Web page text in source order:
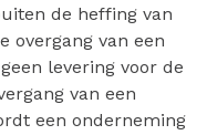
de heffing van
overgang van een
levering voor de
van een
een onderneming